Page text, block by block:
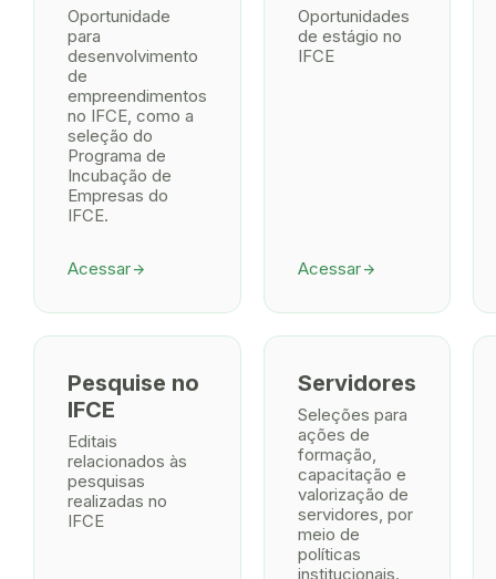
Oportunidade
para
desenvolvimento
de
empreendimentos
no IFCE, como a
seleção do
Programa de
Incubação de
Empresas do
IFCE.
Acessararrow_forward
Oportunidades
de estágio no
IFCE
Acessararrow_forward
Pesquise no
IFCE
Editais
relacionados às
pesquisas
realizadas no
IFCE
Servidores
Seleções para
ações de
formação,
capacitação e
valorização de
servidores, por
meio de
políticas
institucionais.